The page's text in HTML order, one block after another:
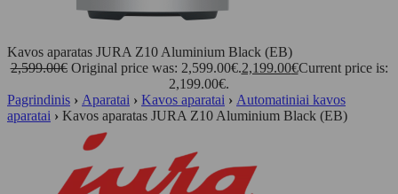
Kavos aparatas JURA Z10 Aluminium Black (EB)
2,599.00€ Original price was: 2,599.00€.2,199.00€Current price is:
2,199.00€.
Pagrindinis › Aparatai › Kavos aparatai › Automatiniai kavos
aparatai › Kavos aparatas JURA Z10 Aluminium Black (EB)